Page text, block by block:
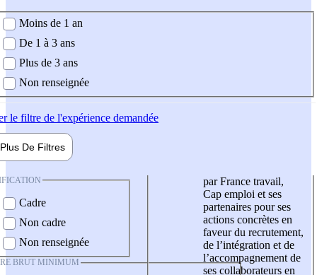
demandée
Moins de 1 an
De 1 à 3 ans
Plus de 3 ans
Non renseignée
le filtre de l'expérience demandée
Plus De Filtres
Cadre
Non cadre
Non renseignée
BRUT MINIMUM
par France travail,
Cap emploi et ses
partenaires pour ses
actions concrètes en
faveur du recrutement,
de l’intégration et de
l’accompagnement de
ses collaborateurs en